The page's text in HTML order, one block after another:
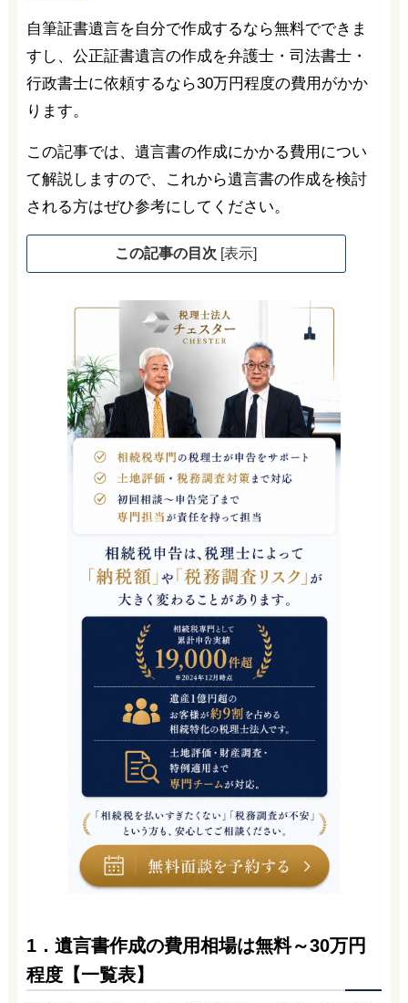
自筆証書遺言を自分で作成するなら無料でできま
すし、公正証書遺言の作成を弁護士・司法書士・
行政書士に依頼するなら30万円程度の費用がかか
ります。
この記事では、遺言書の作成にかかる費用につい
て解説しますので、これから遺言書の作成を検討
される方はぜひ参考にしてください。
この記事の目次 [表示]
1．遺言書作成の費用相場は無料～30万円
程度【一覧表】